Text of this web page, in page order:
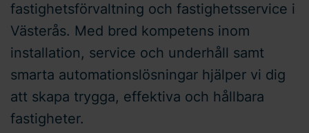
fastighetsförvaltning och fastighetsservice i
Västerås. Med bred kompetens inom
installation, service och underhåll samt
smarta automationslösningar hjälper vi dig
att skapa trygga, effektiva och hållbara
fastigheter.